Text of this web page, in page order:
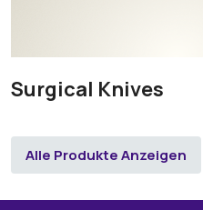
Surgical Knives
Alle Produkte Anzeigen